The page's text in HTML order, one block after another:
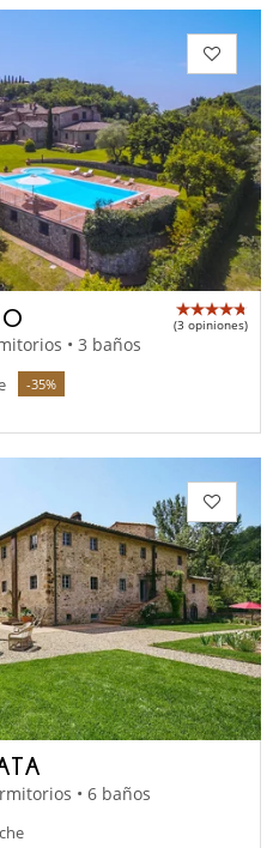
(3 opiniones)
• 3 baños
-35%
• 6 baños